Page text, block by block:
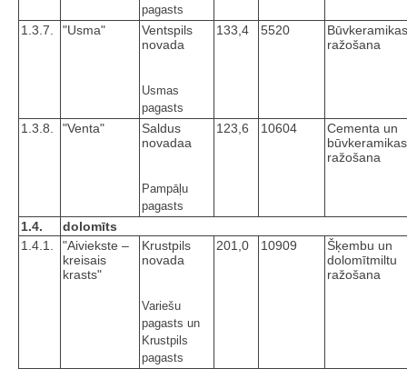
pagasts
1.3.7. "Usma"
Ventspils
novada
Usmas
pagasts
133,4 5520
Būvkeramikas
ražošana
1.3.8. "Venta"
Saldus
novadaa
Pampāļu
pagasts
123,6 10604
Cementa un
būvkeramikas
ražošana
1.4.
dolomīts
1.4.1.
"Aiviekste –
kreisais
krasts"
Krustpils
novada
Variešu
pagasts un
Krustpils
pagasts
201,0 10909
Šķembu un
dolomītmiltu
ražošana